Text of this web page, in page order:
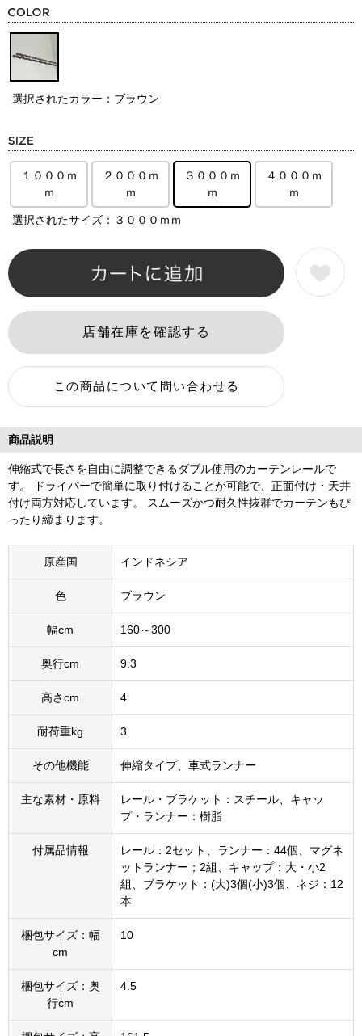
選択されたカラー：ブラウン
１０００ｍ
ｍ
２０００ｍ
ｍ
３０００ｍ
ｍ
４０００ｍ
ｍ
選択されたサイズ：３０００ｍｍ
商品説明
伸縮式で長さを自由に調整できるダブル使用のカーテンレールで
す。 ドライバーで簡単に取り付けることが可能で、正面付け・天井
付け両方対応しています。 スムーズかつ耐久性抜群でカーテンもぴ
ったり締まります。
原産国 インドネシア
色 ブラウン
幅cm 160～300
奥行cm 9.3
高さcm 4
耐荷重kg 3
その他機能 伸縮タイプ、車式ランナー
主な素材・原料
レール・ブラケット：スチール、キャッ
プ・ランナー：樹脂
付属品情報
レール：2セット、ランナー：44個、マグネ
ットランナー；2組、キャップ：大・小2
組、ブラケット：(大)3個(小)3個、ネジ：12
本
梱包サイズ：幅
cm
10
梱包サイズ：奥
行cm
4.5